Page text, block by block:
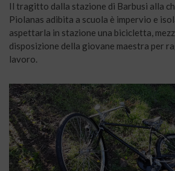
Il tragitto dalla stazione di Barbusi alla
Piolanas adibita a scuola è impervio e
aspettarla in stazione una bicicletta,
disposizione della giovane maestra per
lavoro.